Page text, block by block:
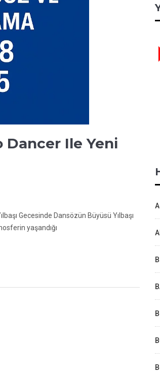
Dancer Ile Yeni
Gecesinde Dansözün Büyüsü Yılbaşı
yaşandığı